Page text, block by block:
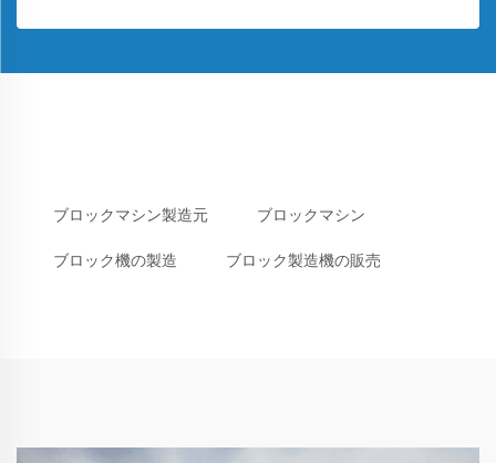
ブロックマシン製造元 ブロックマシン
ブロック機の製造 ブロック製造機の販売